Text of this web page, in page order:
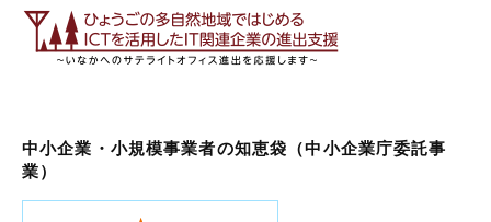
中小企業・小規模事業者の知恵袋（中小企業庁委託事
業）